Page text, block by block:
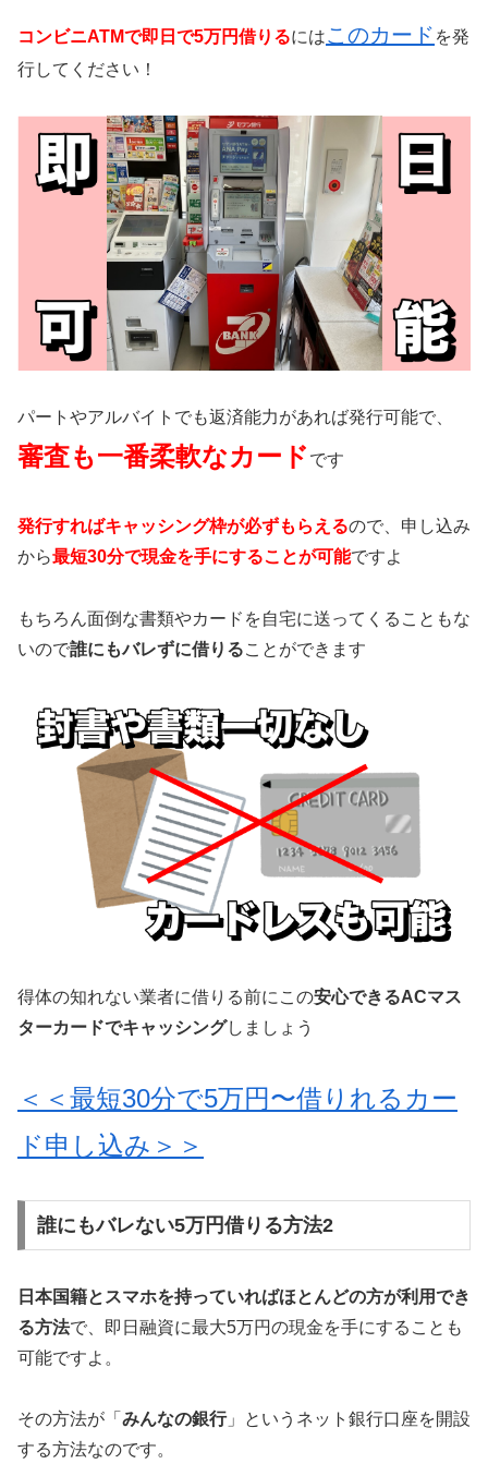
コンビニATMで即日で5万円借りるにはこのカード を発
行してください！
パートやアルバイトでも返済能力があれば発行可能で、
審査も一番柔軟なカード です
発行すればキャッシング枠が必ずもらえるので、申し込み
から最短30分で現金を手にすることが可能ですよ
もちろん面倒な書類やカードを自宅に送ってくることもな
いので誰にもバレずに借りることができます
得体の知れない業者に借りる前にこの安心できるACマス
ターカードでキャッシングしましょう
＜＜最短30分で5万円〜借りれるカー
ド申し込み＞＞
誰にもバレない5万円借りる方法2
日本国籍とスマホを持っていればほとんどの方が利用でき
る方法で、即日融資に最大5万円の現金を手にすることも
可能ですよ。
その方法が「 みんなの銀行」というネット銀行口座を開設
する方法なのです。